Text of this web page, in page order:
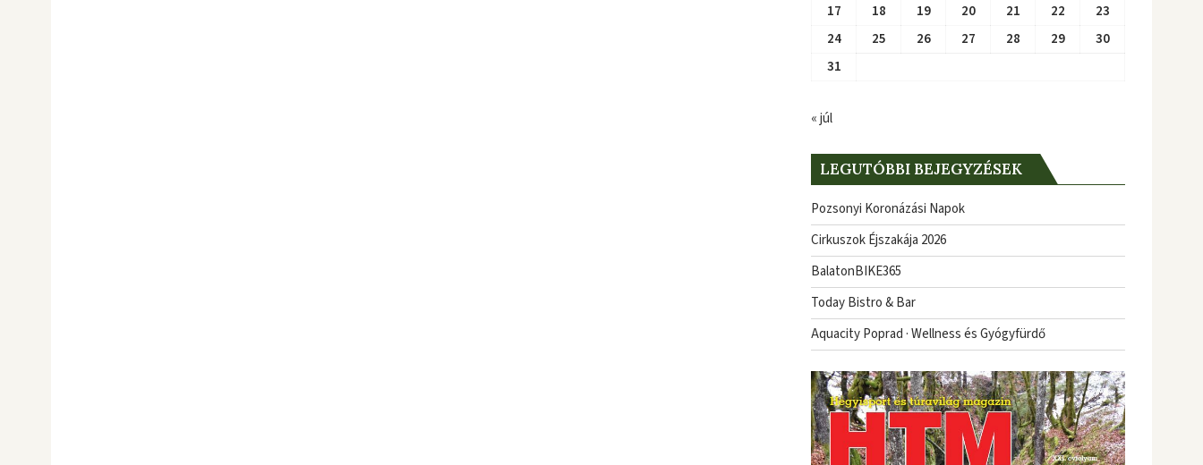
17
18 19 20 21 22
23
24
25 26 27 28 29
30
31
« júl
LEGUTÓBBI BEJEGYZÉSEK
Pozsonyi Koronázási Napok
Cirkuszok Éjszakája 2026
BalatonBIKE365
Today Bistro & Bar
Aquacity Poprad · Wellness és Gyógyfürdő